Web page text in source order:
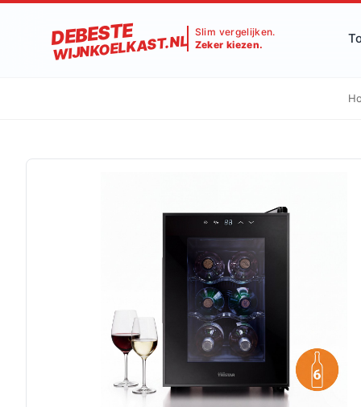
DEBESTE
WIJNKOELKAST.NL
Slim vergelijken.
Zeker kiezen.